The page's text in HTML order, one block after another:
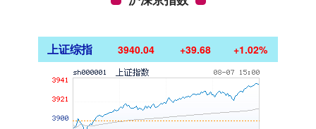
上证综指 3940.04 +39.68 +1.02%